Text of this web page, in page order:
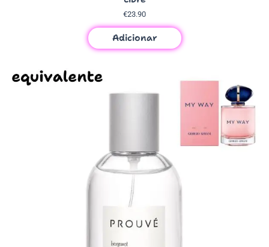
€23.90
Adicionar